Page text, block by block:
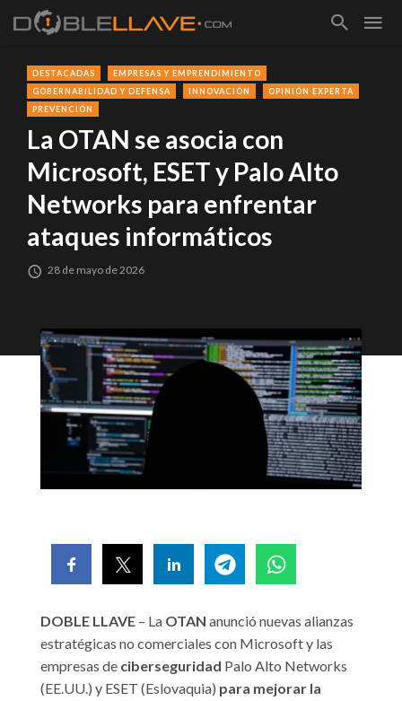
DESTACADAS
EMPRESAS Y EMPRENDIMIENTO
GOBERNABILIDAD Y DEFENSA
INNOVACIÓN
OPINIÓN EXPERTA
PREVENCIÓN
La OTAN se asocia con
Microsoft, ESET y Palo Alto
Networks para enfrentar
ataques informáticos
28 de mayo de 2026
DOBLE LLAVE – La OTAN anunció nuevas alianzas
estratégicas no comerciales con Microsoft y las
empresas de ciberseguridad Palo Alto Networks
(EE.UU.) y ESET (Eslovaquia) para mejorar la